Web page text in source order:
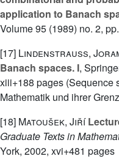
application to Banach
Volume 95 (1989) no. 2,
[17] Lindenstrauss,
Banach spaces. I,
xiii+188 pages (Sequence
Mathematik und ihrer
[18] Matoušek, Jiří
Graduate Texts in
York, 2002, xvi+481 pages